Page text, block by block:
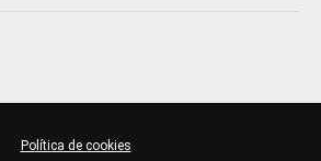
Política de cookies